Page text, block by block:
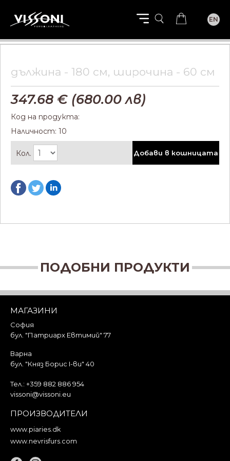
EN
дължина - 180 см, широчина - 60 см
347.68 € (680.00 лв)
Код на продукта:
Наличност: 10
Кол. Добави в кошницата
ПОДОБНИ ПРОДУКТИ
МАГАЗИНИ
София
бул. "Патриарх Евтимий" 77
Варна
бул. "Княз Борис I-ви" 40
Тел.: +359 882 886 954
vissoni@vissoni.eu
ПРОИЗВОДИТЕЛИ
www.piaries.dk
www.nevrisfurs.com